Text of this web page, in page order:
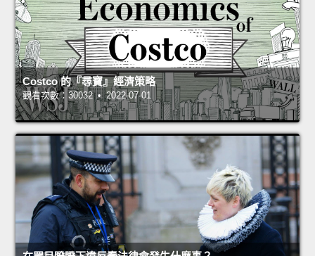
Costco 的『尋寶』經濟策略
觀看次數：30032 • 2022-07-01